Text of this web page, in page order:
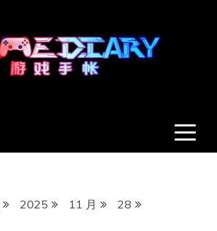
2025 11 月
28